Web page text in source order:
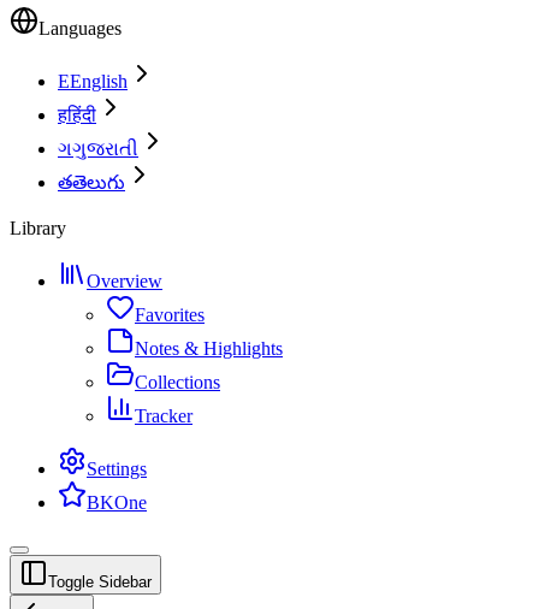
Languages
EEnglish
हहिंदी
ગગુજરાતી
తతెలుగు
Library
Overview
Favorites
Notes & Highlights
Collections
Tracker
Settings
BKOne
Toggle Sidebar